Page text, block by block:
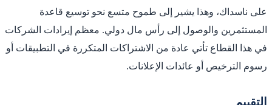
على ناسداك، وهذا يشير إلى طموح متسع نحو توسيع قاعدة
المستثمرين والوصول إلى رأس مال دولي. معظم إيرادات الشركات
في هذا القطاع تأتي عادة من الاشتراكات المتكررة في التطبيقات أو
رسوم الترخيص أو عائدات الإعلانات.
التقييم